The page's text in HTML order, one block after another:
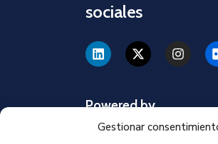
Gestionar
sociales
Powered by